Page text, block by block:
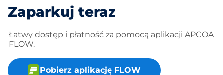
Zaparkuj teraz
Łatwy dostęp i płatność za pomocą aplikacji APCOA
FLOW.
Pobierz aplikację FLOW